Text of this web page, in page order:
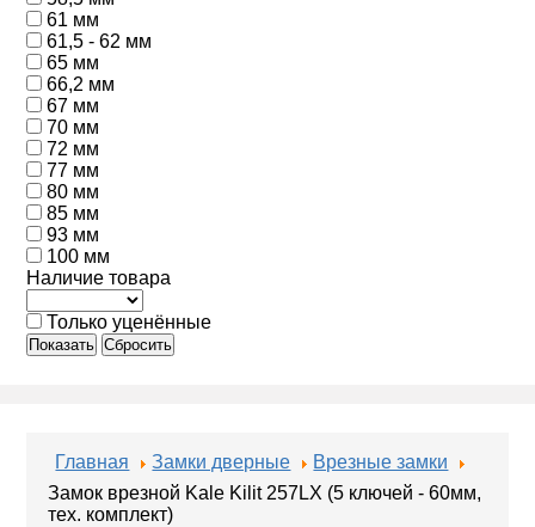
61 мм
61,5 - 62 мм
65 мм
66,2 мм
67 мм
70 мм
72 мм
77 мм
80 мм
85 мм
93 мм
100 мм
Наличие товара
Только уценённые
Показать Сбросить
Главная Замки дверные
Врезные замки
Замок врезной Kale Kilit 257LX (5 ключей - 60мм,
тех. комплект)